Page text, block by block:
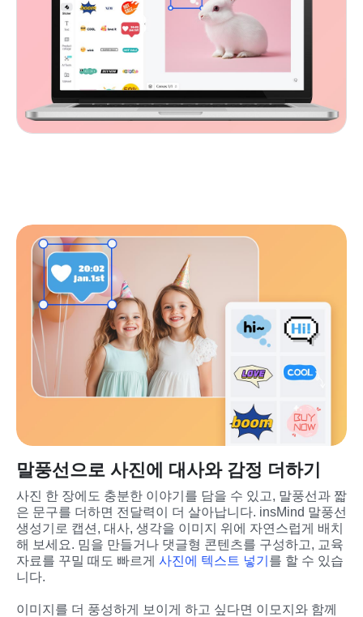
말풍선으로 사진에 대사와 감정 더하기
사진 한 장에도 충분한 이야기를 담을 수 있고, 말풍선과 짧
은 문구를 더하면 전달력이 더 살아납니다. insMind 말풍선
생성기로 캡션, 대사, 생각을 이미지 위에 자연스럽게 배치
해 보세요. 밈을 만들거나 댓글형 콘텐츠를 구성하고, 교육
자료를 꾸밀 때도 빠르게 사진에 텍스트 넣기 를 할 수 있습
니다.